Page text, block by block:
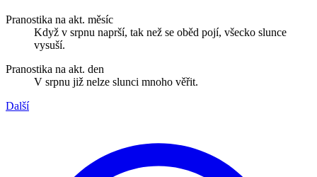
Pranostika na akt. měsíc
Když v srpnu naprší, tak než se oběd pojí, všecko slunce
vysuší.
Pranostika na akt. den
V srpnu již nelze slunci mnoho věřit.
Další